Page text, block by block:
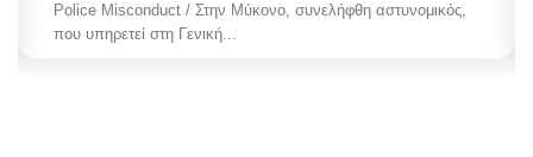
Police Misconduct / Στην Μύκονο, συνελήφθη αστυνομικός,
που υπηρετεί στη Γενική...